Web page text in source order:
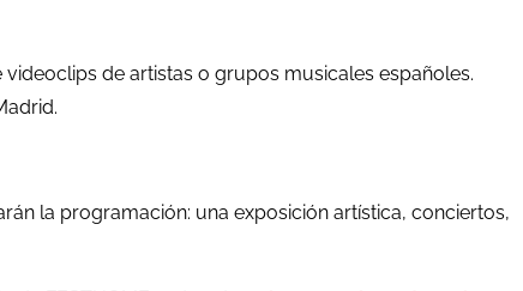
de artistas o grupos musicales españoles.
la programación: una exposición artística, conciertos,